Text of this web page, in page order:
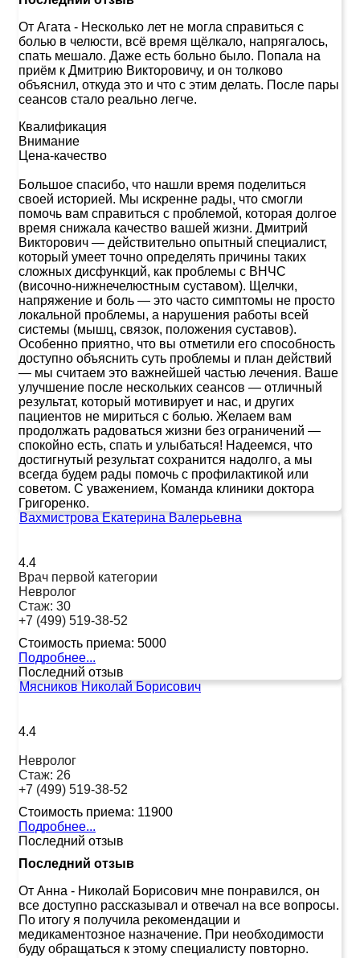
От Агата - Несколько лет не могла справиться с
болью в челюсти, всё время щёлкало, напрягалось,
спать мешало. Даже есть больно было. Попала на
приём к Дмитрию Викторовичу, и он толково
объяснил, откуда это и что с этим делать. После пары
сеансов стало реально легче.
Квалификация
Внимание
Цена-качество
Большое спасибо, что нашли время поделиться
своей историей. Мы искренне рады, что смогли
помочь вам справиться с проблемой, которая долгое
время снижала качество вашей жизни. Дмитрий
Викторович — действительно опытный специалист,
который умеет точно определять причины таких
сложных дисфункций, как проблемы с ВНЧС
(височно-нижнечелюстным суставом). Щелчки,
напряжение и боль — это часто симптомы не просто
локальной проблемы, а нарушения работы всей
системы (мышц, связок, положения суставов).
Особенно приятно, что вы отметили его способность
доступно объяснить суть проблемы и план действий
— мы считаем это важнейшей частью лечения. Ваше
улучшение после нескольких сеансов — отличный
результат, который мотивирует и нас, и других
пациентов не мириться с болью. Желаем вам
продолжать радоваться жизни без ограничений —
спокойно есть, спать и улыбаться! Надеемся, что
достигнутый результат сохранится надолго, а мы
всегда будем рады помочь с профилактикой или
советом. С уважением, Команда клиники доктора
Григоренко.
Вахмистрова Екатерина Валерьевна
4.4
Врач первой категории
Невролог
Стаж: 30
+7 (499) 519-38-52
Стоимость приема: 5000
Подробнее...
Последний отзыв
Мясников Николай Борисович
4.4
Невролог
Стаж: 26
+7 (499) 519-38-52
Стоимость приема: 11900
Подробнее...
Последний отзыв
Последний отзыв
От Анна - Николай Борисович мне понравился, он
все доступно рассказывал и отвечал на все вопросы.
По итогу я получила рекомендации и
медикаментозное назначение. При необходимости
буду обращаться к этому специалисту повторно.